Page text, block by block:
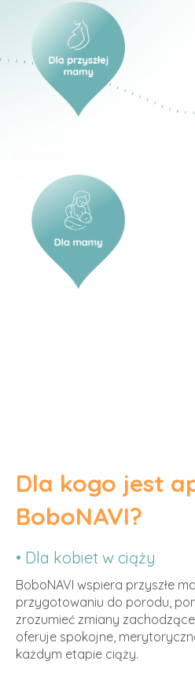
Dla kogo jest
BoboNAVI?
• Dla kobiet w ciąży
BoboNAVI wspiera przyszłe
przygotowaniu do porodu,
zrozumieć zmiany
oferuje spokojne,
każdym etapie ciąży.